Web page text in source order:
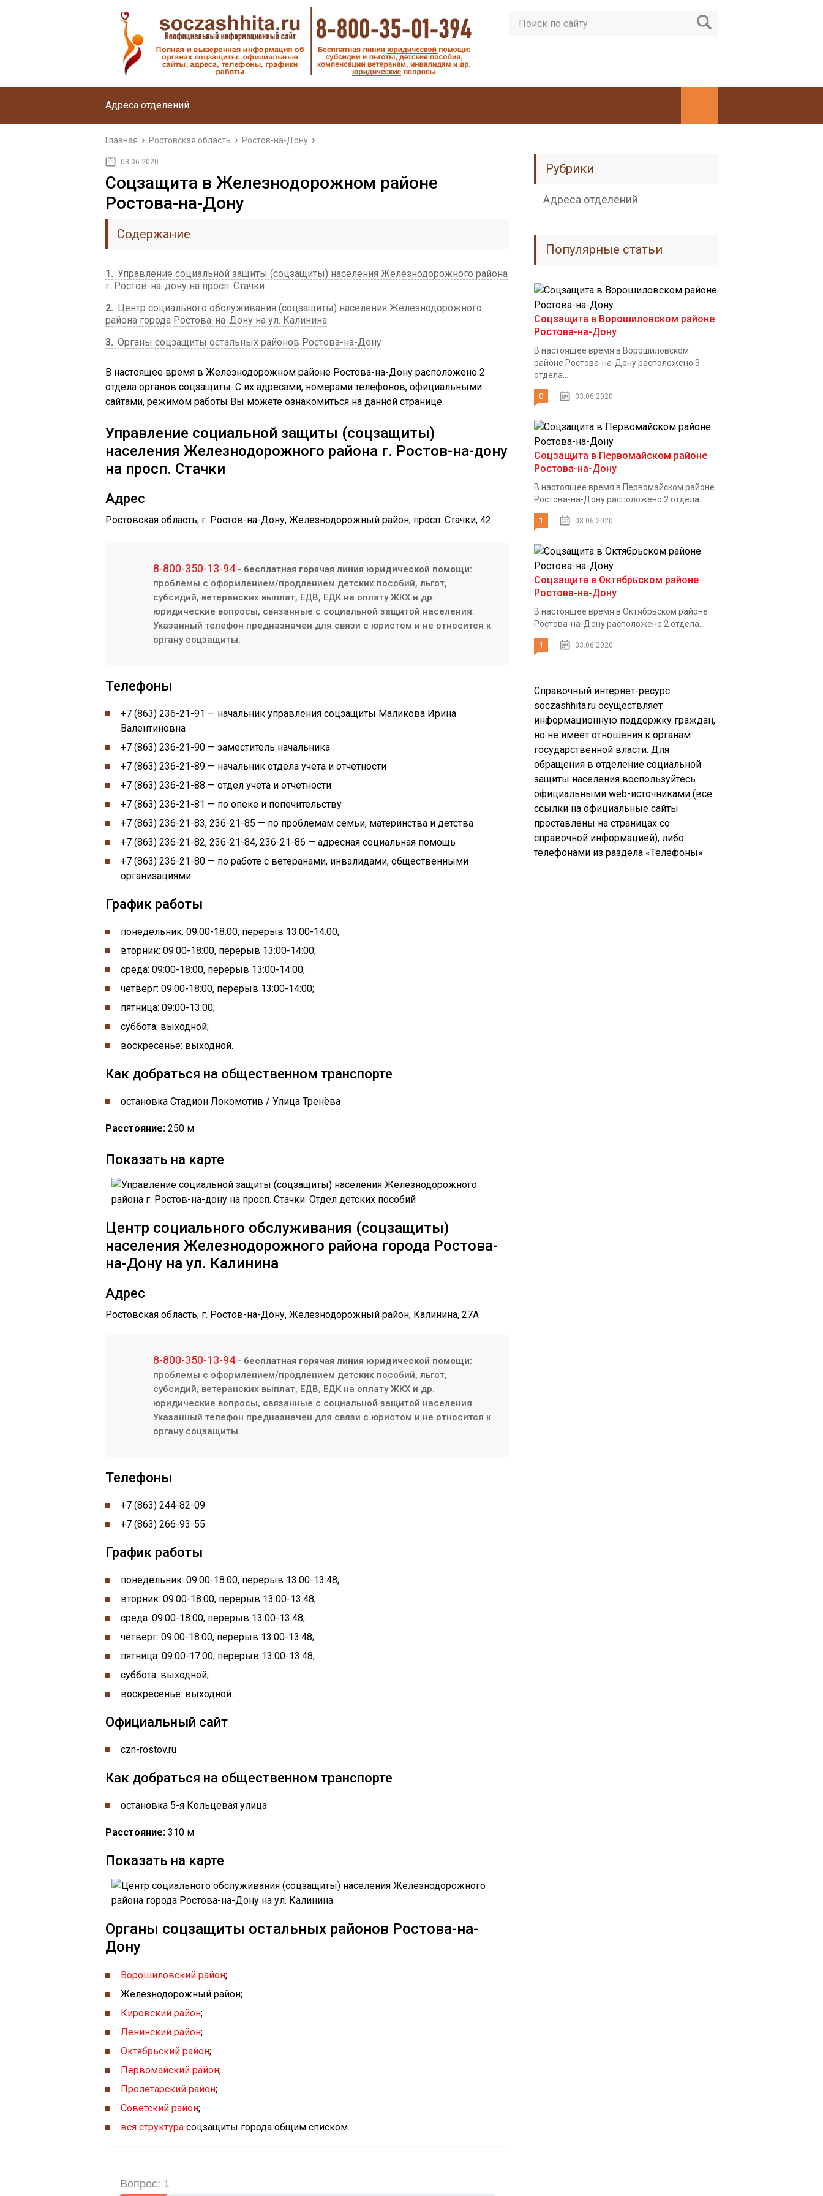
Адреса отделений
Главная Ростовская область Ростов-на-Дону
03.06.2020
Соцзащита в Железнодорожном районе
Ростова-на-Дону
Содержание
1
Управление социальной защиты (соцзащиты) населения Железнодорожного района
г. Ростов-на-дону на просп. Стачки
2
Центр социального обслуживания (соцзащиты) населения Железнодорожного
района города Ростова-на-Дону на ул. Калинина
3 Органы соцзащиты остальных районов Ростова-на-Дону
В настоящее время в Железнодорожном районе Ростова-на-Дону расположено 2
отдела органов соцзащиты. С их адресами, номерами телефонов, официальными
сайтами, режимом работы Вы можете ознакомиться на данной странице.
Управление социальной защиты (соцзащиты)
населения Железнодорожного района г. Ростов-на-дону
на просп. Стачки
Адрес
Ростовская область, г. Ростов-на-Дону, Железнодорожный район, просп. Стачки, 42
8-800-350-13-94- бесплатная горячая линия юридической помощи:
проблемы с оформлением/продлением детских пособий, льгот,
субсидий, ветеранских выплат, ЕДВ, ЕДК на оплату ЖКХ и др.
юридические вопросы, связанные с социальной защитой населения.
Указанный телефон предназначен для связи с юристом и не относится к
органу соцзащиты.
Телефоны
+7 (863) 236-21-91 — начальник управления соцзащиты Маликова Ирина
Валентиновна
+7 (863) 236-21-90 — заместитель начальника
+7 (863) 236-21-89 — начальник отдела учета и отчетности
+7 (863) 236-21-88 — отдел учета и отчетности
+7 (863) 236-21-81 — по опеке и попечительству
+7 (863) 236-21-83, 236-21-85 — по проблемам семьи, материнства и детства
+7 (863) 236-21-82, 236-21-84, 236-21-86 — адресная социальная помощь
+7 (863) 236-21-80 — по работе с ветеранами, инвалидами, общественными
организациями
График работы
понедельник: 09:00-18:00, перерыв 13:00-14:00;
вторник: 09:00-18:00, перерыв 13:00-14:00;
среда: 09:00-18:00, перерыв 13:00-14:00;
четверг: 09:00-18:00, перерыв 13:00-14:00;
пятница: 09:00-13:00;
суббота: выходной;
воскресенье: выходной.
Как добраться на общественном транспорте
остановка Стадион Локомотив / Улица Тренёва
Расстояние: 250 м
Показать на карте
Центр социального обслуживания (соцзащиты)
населения Железнодорожного района города Ростова-
на-Дону на ул. Калинина
Адрес
Ростовская область, г. Ростов-на-Дону, Железнодорожный район, Калинина, 27А
8-800-350-13-94- бесплатная горячая линия юридической помощи:
проблемы с оформлением/продлением детских пособий, льгот,
субсидий, ветеранских выплат, ЕДВ, ЕДК на оплату ЖКХ и др.
юридические вопросы, связанные с социальной защитой населения.
Указанный телефон предназначен для связи с юристом и не относится к
органу соцзащиты.
Телефоны
+7 (863) 244-82-09
+7 (863) 266-93-55
График работы
понедельник: 09:00-18:00, перерыв 13:00-13:48;
вторник: 09:00-18:00, перерыв 13:00-13:48;
среда: 09:00-18:00, перерыв 13:00-13:48;
четверг: 09:00-18:00, перерыв 13:00-13:48;
пятница: 09:00-17:00, перерыв 13:00-13:48;
суббота: выходной;
воскресенье: выходной.
Официальный сайт
czn-rostov.ru
Как добраться на общественном транспорте
остановка 5-я Кольцевая улица
Расстояние: 310 м
Показать на карте
Органы соцзащиты остальных районов Ростова-на-
Дону
Ворошиловский район;
Железнодорожный район;
Кировский район;
Ленинский район;
Октябрьский район;
Первомайский район;
Пролетарский район;
Советский район;
вся структура соцзащиты города общим списком.
Рубрики
Адреса отделений
Популярные статьи
Соцзащита в Ворошиловском районе
Ростова-на-Дону
В настоящее время в Ворошиловском
районе Ростова-на-Дону расположено 3
отдела...
0 03.06.2020
Соцзащита в Первомайском районе
Ростова-на-Дону
В настоящее время в Первомайском районе
Ростова-на-Дону расположено 2 отдела...
1 03.06.2020
Соцзащита в Октябрьском районе
Ростова-на-Дону
В настоящее время в Октябрьском районе
Ростова-на-Дону расположено 2 отдела...
1 03.06.2020
Справочный интернет-ресурс
soczashhita.ru осуществляет
информационную поддержку граждан,
но не имеет отношения к органам
государственной власти. Для
обращения в отделение социальной
защиты населения воспользуйтесь
официальными web-источниками (все
ссылки на официальные сайты
проставлены на страницах со
справочной информацией), либо
телефонами из раздела «Телефоны»